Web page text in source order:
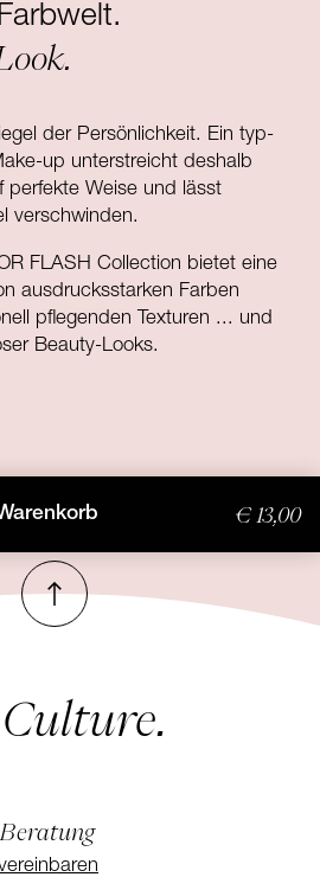
der Persönlichkeit. Ein typ-
up unterstreicht deshalb
perfekte Weise und lässt
verschwinden.
FLASH Collection bietet eine
ausdrucksstarken Farben
pflegenden Texturen ... und
Beauty-Looks.
€ 13,00
Nach oben
Culture.
Beratung